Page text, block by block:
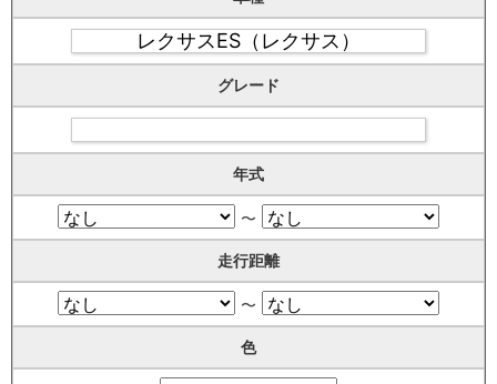
グレード
年式
〜
走行距離
〜
色